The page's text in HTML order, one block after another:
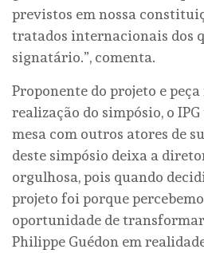
previstos em nossa
tratados internacionais dos
signatário.”, comenta.
Proponente do projeto e
realização do simpósio, o
mesa com outros atores de
deste simpósio deixa a
orgulhosa, pois quando
projeto foi porque
oportunidade de transformar
Philippe Guédon em